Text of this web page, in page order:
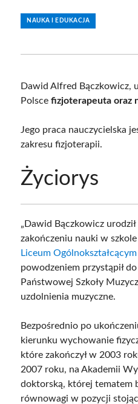
NAUKA I EDUKACJA
Dawid Alfred Bączkowicz,
Polscefizjoterapeuta oraz
Jego praca nauczycielska
zakresu fizjoterapii.
Życiorys
„Dawid Bączkowicz
zakończeniu nauki w
Liceum
powodzeniem przystąpił
Państwowej Szkoły
uzdolnienia muzyczne.
Bezpośrednio po
kierunku wychowanie
które zakończył w 2003
2007 roku, na Akademii
doktorską, której tematem
równowagi w pozycji